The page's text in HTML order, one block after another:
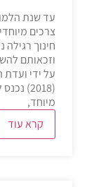
עד שנת
צרכים
חינוך
וזכאותם
על ידי
מיוחד,
קרא עוד